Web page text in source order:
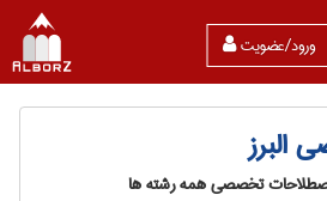
ورود/عضویت
البرز
تخصصی همه رشته ها